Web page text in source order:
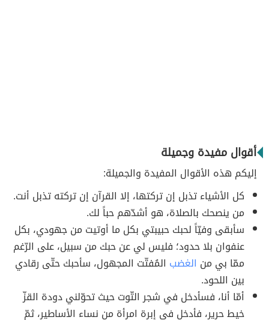
أقوال مفيدة وجميلة
إليكم هذه الأقوال المفيدة والجميلة:
كل الأشياء تذبل إن تركتها، إلا القرآن إن تركته تذبل أنت.
من ينصحك بالصلاة، هو أشدّهم حباً لك.
سأبقى وفيّاً لحبك حبيبتي بكل ما أوتيت من جهودي، بكل
عنفوان بلا حدود؛ فليس لي عن حبك من سبيل، على الرّغم
ممّا بي من الغضب المُفتّت المجهول، سأحبك حتّى رقادي
بين اللحود.
أمّا أنا، فسأدخل في شجر التّوت حيث تحوّلني دودة القزّ
خيط حرير، فأدخل في إبرة امرأة من نساء الأساطير، ثمّ